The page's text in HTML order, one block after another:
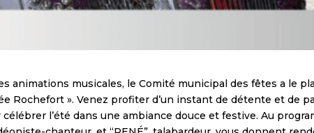
animations musicales, le Comité municipal des fêtes a le
Rochefort ». Venez profiter d’un instant de détente et
l’été dans une ambiance douce et festive. Au